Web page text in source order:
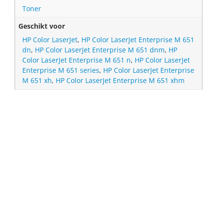
Toner
Geschikt voor
HP Color LaserJet, HP Color LaserJet Enterprise M 651
dn, HP Color LaserJet Enterprise M 651 dnm, HP
Color LaserJet Enterprise M 651 n, HP Color LaserJet
Enterprise M 651 series, HP Color LaserJet Enterprise
M 651 xh, HP Color LaserJet Enterprise M 651 xhm